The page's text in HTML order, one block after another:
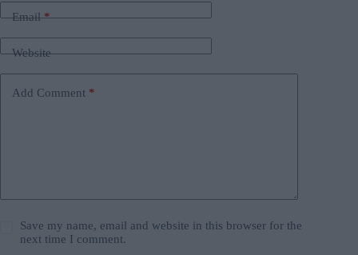
Email*
Website
Add Comment *
Save my name, email and website in this browser for the
next time I comment.